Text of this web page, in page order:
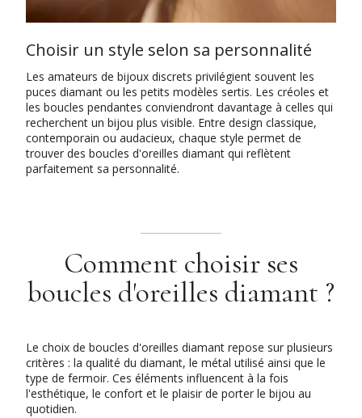
Choisir un style selon sa personnalité
Les amateurs de bijoux discrets privilégient souvent les
puces diamant ou les petits modèles sertis. Les créoles et
les boucles pendantes conviendront davantage à celles qui
recherchent un bijou plus visible. Entre design classique,
contemporain ou audacieux, chaque style permet de
trouver des boucles d'oreilles diamant qui reflètent
parfaitement sa personnalité.
Comment choisir ses
boucles d'oreilles diamant ?
Le choix de boucles d'oreilles diamant repose sur plusieurs
critères : la qualité du diamant, le métal utilisé ainsi que le
type de fermoir. Ces éléments influencent à la fois
l'esthétique, le confort et le plaisir de porter le bijou au
quotidien.